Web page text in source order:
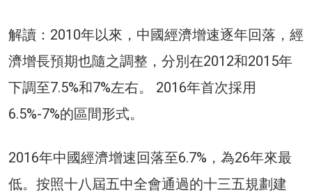
解讀：2010年以來，中國經濟增速逐年回落，經
濟增長預期也隨之調整，分別在2012和2015年
下調至7.5%和7%左右。 2016年首次採用
6.5%-7%的區間形式。
2016年中國經濟增速回落至6.7%，為26年來最
低。按照十八屆五中全會通過的十三五規劃建